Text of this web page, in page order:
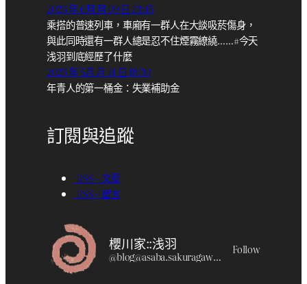
2026 年 6月 月 09 日 23:45
乘搭的普速列車，車廂有一群人在大談吸菸傷身，
與此同時還有一群人總是忍不住煙霧繚繞……#今天
浅羽到底經歷了什麼
2026 年 5月 月 14 日 18:30
年青人的第一桶金：失業補助金
訂閱與追蹤
RSS – 文章
RSS – 留言
櫻川家::浅羽
@blog@asaba.sakuragawa.moe Follow